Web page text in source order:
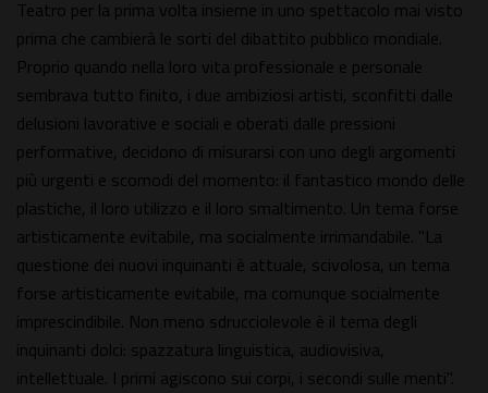
Teatro per la prima volta insieme in uno spettacolo mai visto
prima che cambierà le sorti del dibattito pubblico mondiale.
Proprio quando nella loro vita professionale e personale
sembrava tutto finito, i due ambiziosi artisti, sconfitti dalle
delusioni lavorative e sociali e oberati dalle pressioni
performative, decidono di misurarsi con uno degli argomenti
più urgenti e scomodi del momento: il fantastico mondo delle
plastiche, il loro utilizzo e il loro smaltimento. Un tema forse
artisticamente evitabile, ma socialmente irrimandabile. "La
questione dei nuovi inquinanti è attuale, scivolosa, un tema
forse artisticamente evitabile, ma comunque socialmente
imprescindibile. Non meno sdrucciolevole è il tema degli
inquinanti dolci: spazzatura linguistica, audiovisiva,
intellettuale. I primi agiscono sui corpi, i secondi sulle menti".